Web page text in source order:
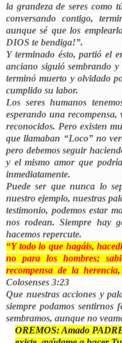
la grandeza de seres como
conversando contigo,
aunque sé que los
DIOS te bendiga!”.
Y terminado ésto, partió el
anciano siguió sembrando
terminó muerto y olvidado
cumplido su labor.
Los seres humanos
esperando una
reconocidos. Pero existen
que llamaban “Loco” no
pero debemos seguir
y el mismo amor que
inmediatamente.
Puede ser que nunca lo
nuestro ejemplo, nuestras
testimonio, podemos estar
nos rodean. Siempre hay
hacemos repercute.
“Y todo lo que hagáis,
no para los hombres;
recompensa de la
Colosenses 3:23
Que nuestras acciones y
siempre podamos sentirnos
sembramos, aunque no
OREMOS: Amado